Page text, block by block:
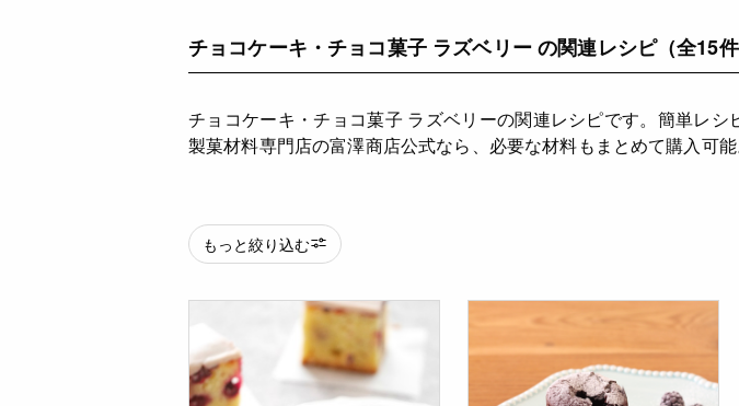
チョコケーキ・チョコ菓子 ラズベリー の関連レシピ（全15件
チョコケーキ・チョコ菓子 ラズベリーの関連レシピです。簡単レ
製菓材料専門店の富澤商店公式なら、必要な材料もまとめて購入可能
もっと絞り込む